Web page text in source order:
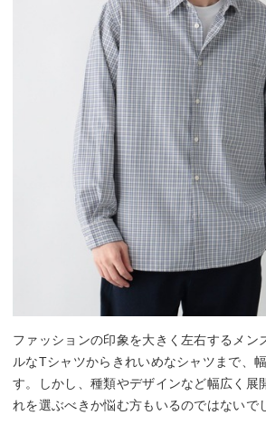
ファッションの印象を大きく左右するメン
ルなTシャツからきれいめなシャツまで、
す。しかし、種類やデザインなど幅広く展
れを選ぶべきか悩む方もいるのではないで